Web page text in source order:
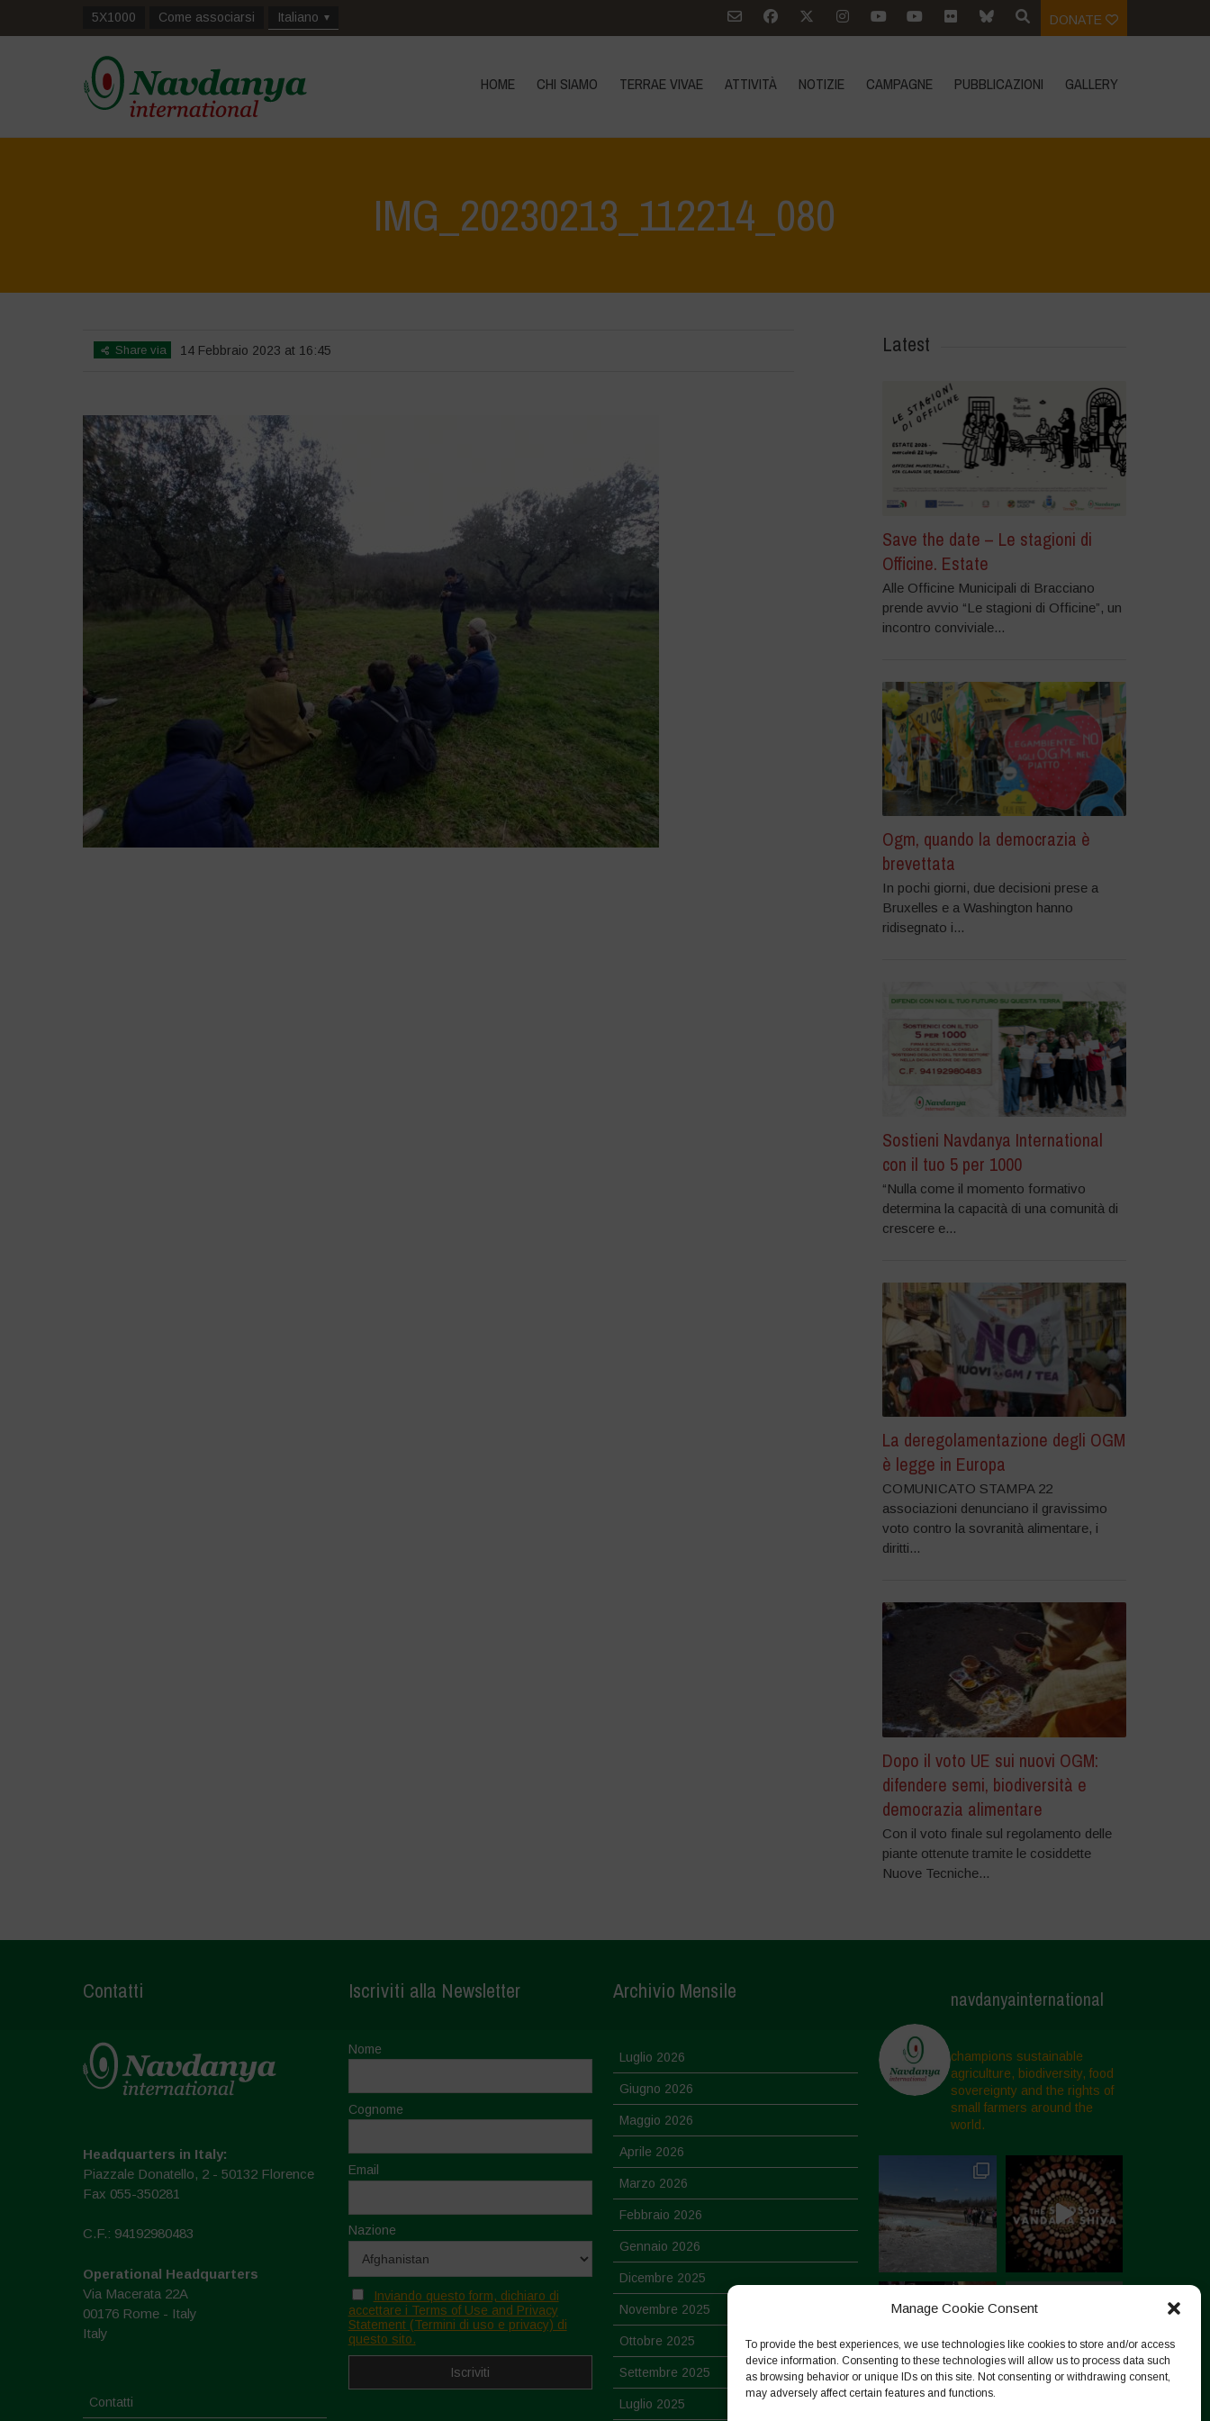
Manage Cookie Consent
To provide the best experiences, we use technologies like cookies to store and/or access
device information. Consenting to these technologies will allow us to process data such
as browsing behavior or unique IDs on this site. Not consenting or withdrawing consent,
may adversely affect certain features and functions.
5X1000 Come associarsi Italiano DONATE
HOME CHI SIAMO TERRAE VIVAE ATTIVITÀ NOTIZIE CAMPAGNE PUBBLICAZIONI GALLERY
IMG_20230213_112214_080
Share via 14 Febbraio 2023 at 16:45 Latest
Save the date – Le stagioni di
Officine. Estate
Alle Officine Municipali di Bracciano
prende avvio “Le stagioni di Officine”, un
incontro conviviale...
Ogm, quando la democrazia è
brevettata
In pochi giorni, due decisioni prese a
Bruxelles e a Washington hanno
ridisegnato i...
Sostieni Navdanya International
con il tuo 5 per 1000
“Nulla come il momento formativo
determina la capacità di una comunità di
crescere e...
La deregolamentazione degli OGM
è legge in Europa
COMUNICATO STAMPA 22
associazioni denunciano il gravissimo
voto contro la sovranità alimentare, i
diritti...
Dopo il voto UE sui nuovi OGM:
difendere semi, biodiversità e
democrazia alimentare
Con il voto finale sul regolamento delle
piante ottenute tramite le cosiddette
Nuove Tecniche...
Contatti
Headquarters in Italy:
Piazzale Donatello, 2 - 50132 Florence
Fax 055-350281
C.F.: 94192980483
Operational Headquarters
Via Macerata 22A
00176 Rome - Italy
Italy
Contatti
Iscriviti alla Newsletter
Nome
Cognome
Email
Nazione
Inviando questo form, dichiaro di
accettare i Terms of Use and Privacy
Statement (Termini di uso e privacy) di
questo sito.
Archivio Mensile
Luglio 2026
Giugno 2026
Maggio 2026
Aprile 2026
Marzo 2026
Febbraio 2026
Gennaio 2026
Dicembre 2025
Novembre 2025
Ottobre 2025
Settembre 2025
Luglio 2025
navdanyainternational
champions sustainable
agriculture, biodiversity, food
sovereignty and the rights of
small farmers around the
world.